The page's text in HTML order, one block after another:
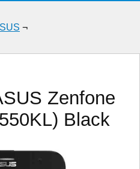
¬
Zenfone
Black